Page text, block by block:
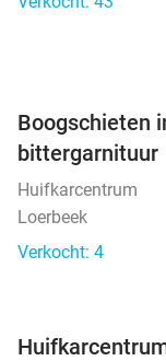
Boogschieten
bittergarnituur
Huifkarcentrum
Loerbeek
Verkocht: 4